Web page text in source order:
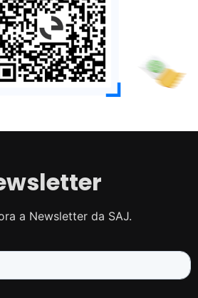
a Newsletter da SAJ.